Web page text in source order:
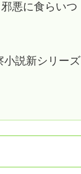
悪に食らいつ
小説新シリーズ